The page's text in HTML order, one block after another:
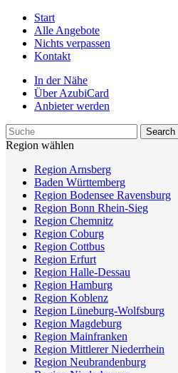
Start
Alle Angebote
Nichts verpassen
Kontakt
In der Nähe
Über AzubiCard
Anbieter werden
Region wählen
Region Arnsberg
Baden Württemberg
Region Bodensee Ravensburg
Region Bonn Rhein-Sieg
Region Chemnitz
Region Coburg
Region Cottbus
Region Erfurt
Region Halle-Dessau
Region Hamburg
Region Koblenz
Region Lüneburg-Wolfsburg
Region Magdeburg
Region Mainfranken
Region Mittlerer Niederrhein
Region Neubrandenburg